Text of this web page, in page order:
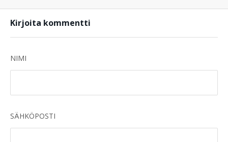
Kirjoita kommentti
NIMI
SÄHKÖPOSTI